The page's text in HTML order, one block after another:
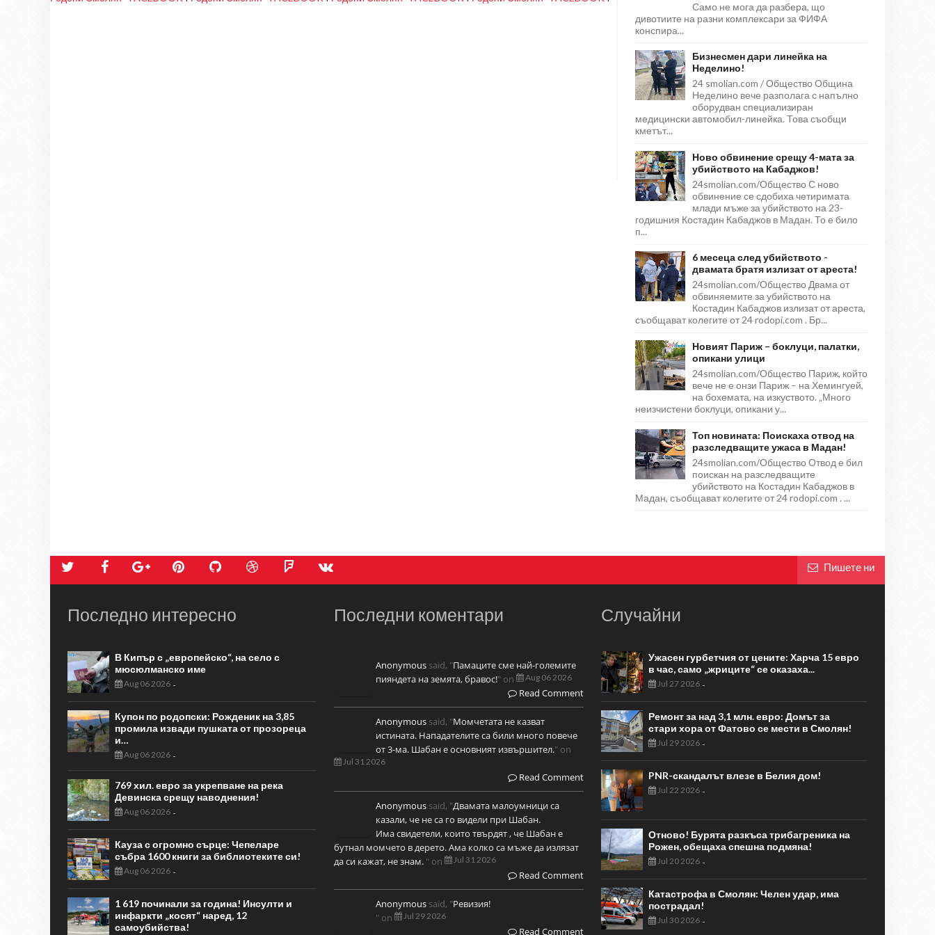
Само не мога да разбера, що
дивотиите на разни комплексари за ФИФА
конспира...
Бизнесмен дари линейка на
Неделино!
24 smolian.com / Общество Община
Неделино вече разполага с напълно
оборудван специализиран
медицински автомобил-линейка. Това съобщи
кметът...
Ново обвинение срещу 4-мата за
убийството на Кабаджов!
24smolian.com/Общество С ново
обвинение се сдобиха четиримата
млади мъже за убийството на 23-
годишния Костадин Кабаджов в Мадан. То е било
п...
6 месеца след убийството -
двамата братя излизат от ареста!
24smolian.com/Общество Двама от
обвиняемите за убийството на
Костадин Кабаджов излизат от ареста,
съобщават колегите от 24 rodopi.com . Бр...
Новият Париж – боклуци, палатки,
опикани улици
24smolian.com/Общество Париж, който
вече не е онзи Париж – на Хемингуей,
на бохемата, на изкуството. „Много
неизчистени боклуци, опикани у...
Топ новината: Поискаха отвод на
разследващите ужаса в Мадан!
24smolian.com/Общество Отвод е бил
поискан на разследващите
убийството на Костадин Кабаджов в
Мадан, съобщават колегите от 24 rodopi.com . ...
Пишете ни
Последно интересно
В Кипър с „европейско“, на село с
мюсюлманско име
Aug 06 2026 -
Купон по родопски: Рожденик на 3,85
промила извади пушката от прозореца
и…
Aug 06 2026 -
769 хил. евро за укрепване на река
Девинска срещу наводнения!
Aug 06 2026 -
Кауза с огромно сърце: Чепеларе
събра 1600 книги за библиотеките си!
Aug 06 2026 -
1 619 починали за година! Инсулти и
инфаркти „косят“ наред, 12
самоубийства!
Последни коментари
Anonymous said, "Памаците сме най-големите
пияндета на земята, бравос!" on Aug 06 2026
Read Comment
Anonymous said, "Момчетата не казват
истината. Нападателите са били много повече
от 3-ма. Шабан е основният извършител." on
Jul 31 2026
Read Comment
Anonymous said, "Двамата малоумници са
казали, че не са го видели при Шабан.
Има свидетели, които твърдят , че Шабан е
бутнал момчето в дерето. Ама колко са мъже да излязат
да си кажат, не знам. " on Jul 31 2026
Read Comment
Anonymous said, "Ревизия!
" on
Jul 29 2026
Read Comment
Случайни
Ужасен гурбетчия от цените: Харча 15 евро
в час, само „жриците“ се оказаха...
Jul 27 2026-
Ремонт за над 3,1 млн. евро: Домът за
стари хора от Фатово се мести в Смолян!
Jul 29 2026-
PNR-скандалът влезе в Белия дом!
Jul 22 2026-
Отново! Бурята разкъса трибагреника на
Рожен, обещаха спешна подмяна!
Jul 20 2026-
Катастрофа в Смолян: Челен удар, има
пострадал!
Jul 30 2026-